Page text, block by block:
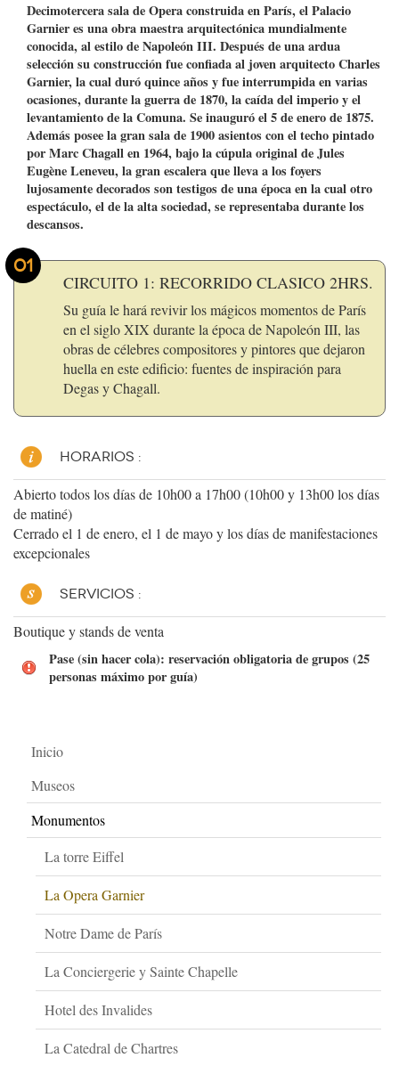
Decimotercera sala de Opera construida en París, el Palacio
Garnier es una obra maestra arquitectónica mundialmente
conocida, al estilo de Napoleón III. Después de una ardua
selección su construcción fue confiada al joven arquitecto Charles
Garnier, la cual duró quince años y fue interrumpida en varias
ocasiones, durante la guerra de 1870, la caída del imperio y el
levantamiento de la Comuna. Se inauguró el 5 de enero de 1875.
Además posee la gran sala de 1900 asientos con el techo pintado
por Marc Chagall en 1964, bajo la cúpula original de Jules
Eugène Leneveu, la gran escalera que lleva a los foyers
lujosamente decorados son testigos de una época en la cual otro
espectáculo, el de la alta sociedad, se representaba durante los
descansos.
01
CIRCUITO 1: RECORRIDO CLASICO 2HRS.
Su guía le hará revivir los mágicos momentos de París
en el siglo XIX durante la época de Napoleón III, las
obras de célebres compositores y pintores que dejaron
huella en este edificio: fuentes de inspiración para
Degas y Chagall.
HORARIOS :
Abierto todos los días de 10h00 a 17h00 (10h00 y 13h00 los días
de matiné)
Cerrado el 1 de enero, el 1 de mayo y los días de manifestaciones
excepcionales
SERVICIOS :
Boutique y stands de venta
Pase (sin hacer cola): reservación obligatoria de grupos (25
personas máximo por guía)
Inicio
Museos
Monumentos
La torre Eiffel
La Opera Garnier
Notre Dame de París
La Conciergerie y Sainte Chapelle
Hotel des Invalides
La Catedral de Chartres